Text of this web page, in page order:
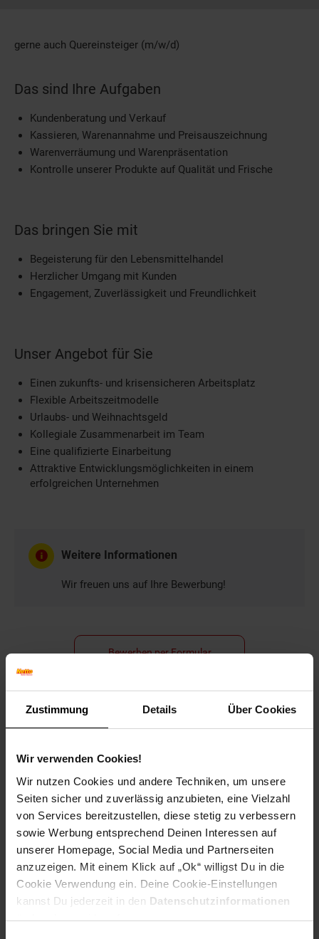
Zustimmung Details Über Cookies
Wir verwenden Cookies!
Wir nutzen Cookies und andere Techniken, um unsere
Seiten sicher und zuverlässig anzubieten, eine Vielzahl
von Services bereitzustellen, diese stetig zu verbessern
sowie Werbung entsprechend Deinen Interessen auf
unserer Homepage, Social Media und Partnerseiten
anzuzeigen. Mit einem Klick auf „Ok“ willigst Du in die
Cookie Verwendung ein. Deine Cookie-Einstellungen
kannst Du jederzeit in den Datenschutzinformationen
ändern bzw. widerrufen.
gerne auch Quereinsteiger (m/w/d)
Das sind Ihre Aufgaben
Kundenberatung und Verkauf
Kassieren, Warenannahme und Preisauszeichnung
Warenverräumung und Warenpräsentation
Kontrolle unserer Produkte auf Qualität und Frische
Das bringen Sie mit
Begeisterung für den Lebensmittelhandel
Herzlicher Umgang mit Kunden
Engagement, Zuverlässigkeit und Freundlichkeit
Unser Angebot für Sie
Einen zukunfts- und krisensicheren Arbeitsplatz
Flexible Arbeitszeitmodelle
Urlaubs- und Weihnachtsgeld
Kollegiale Zusammenarbeit im Team
Eine qualifizierte Einarbeitung
Attraktive Entwicklungsmöglichkeiten in einem
erfolgreichen Unternehmen
Weitere Informationen
Wir freuen uns auf Ihre Bewerbung!
Bewerben per Formular
Folge uns auf Social Media!
Hinweis: Aus Gründen der leichteren Lesbarkeit verwenden
wir im Textverlauf die männliche Form der Anrede.
Selbstverständlich sind bei Netto Menschen jeder
Geschlechtsidentität willkommen.
Fußzeile